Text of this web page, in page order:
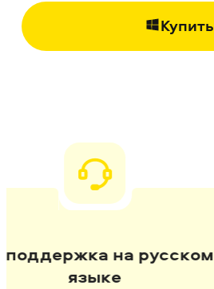
Купить
на русском
языке